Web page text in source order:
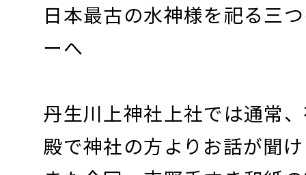
日本最古の水神様を祀る三
ーへ
丹生川上神社上社では通常
殿で神社の方よりお話が聞